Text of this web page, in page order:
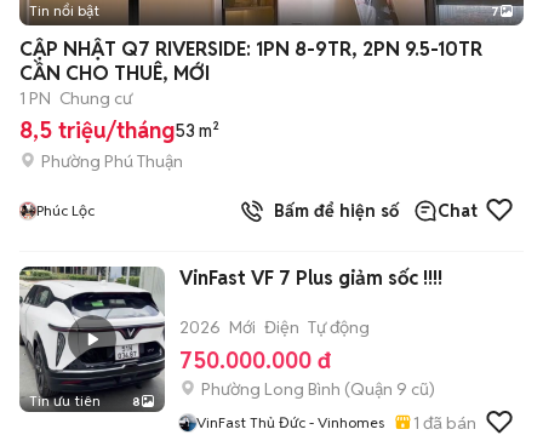
+2
Tin nổi bật 7
CẬP NHẬT Q7 RIVERSIDE: 1PN 8-9TR, 2PN 9.5-10TR
CẦN CHO THUÊ, MỚI
1 PN Chung cư
8,5 triệu/tháng53 m²
Phường Phú Thuận
Phúc Lộc Bấm để hiện số Chat
Tin ưu tiên 8
VinFast VF 7 Plus giảm sốc !!!!
2026 Mới Điện Tự động
750.000.000 đ
Phường Long Bình (Quận 9 cũ)
VinFast Thủ Đức - Vinhomes 1 đã bán